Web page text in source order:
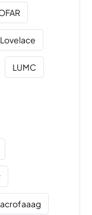
Lovelace
LUMC